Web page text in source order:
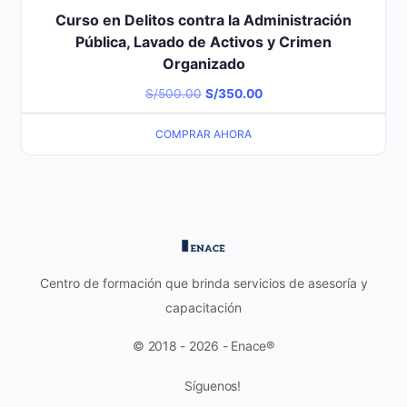
Curso en Delitos contra la Administración
Pública, Lavado de Activos y Crimen
Organizado
S/500.00 El
precio
original
S/350.00El
precio
COMPRAR AHORA
Centro de formación que brinda servicios de asesoría y
capacitación
© 2018 - 2026 - Enace®
Síguenos!